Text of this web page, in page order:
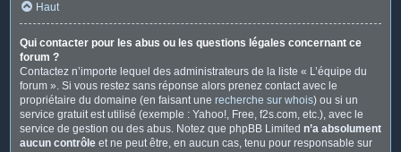
Haut
Qui contacter pour les abus ou les questions légales concernant ce
forum ?
Contactez n’importe lequel des administrateurs de la liste « L’équipe du
forum ». Si vous restez sans réponse alors prenez contact avec le
propriétaire du domaine (en faisant une recherche sur whois) ou si un
service gratuit est utilisé (exemple : Yahoo!, Free, f2s.com, etc.), avec le
service de gestion ou des abus. Notez que phpBB Limited n’a absolument
aucun contrôle et ne peut être, en aucun cas, tenu pour responsable sur